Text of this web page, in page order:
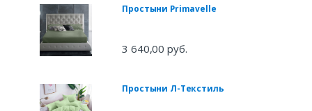
Простыни Primavelle
3 640,00 руб.
Простыни Л-Текстиль